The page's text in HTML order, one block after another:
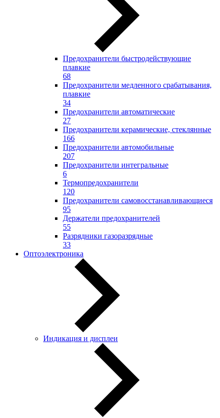
Предохранители быстродействующие
плавкие
68
Предохранители медленного срабатывания,
плавкие
34
Предохранители автоматические
27
Предохранители керамические, стеклянные
166
Предохранители автомобильные
207
Предохранители интегральные
6
Термопредохранители
120
Предохранители самовосстанавливающиеся
95
Держатели предохранителей
55
Разрядники газоразрядные
33
Оптоэлектроника
Индикация и дисплеи